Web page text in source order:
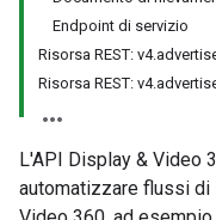
Endpoint di servizio
Risorsa REST:
Risorsa REST:
L'API Display & Video
automatizzare flussi